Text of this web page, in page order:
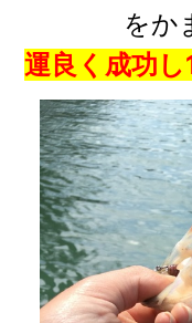
をか
運良く成功し